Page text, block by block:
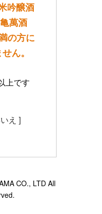
吟醸酒
萬酒
の方に
ん。
上です
え ]
CO., LTD All